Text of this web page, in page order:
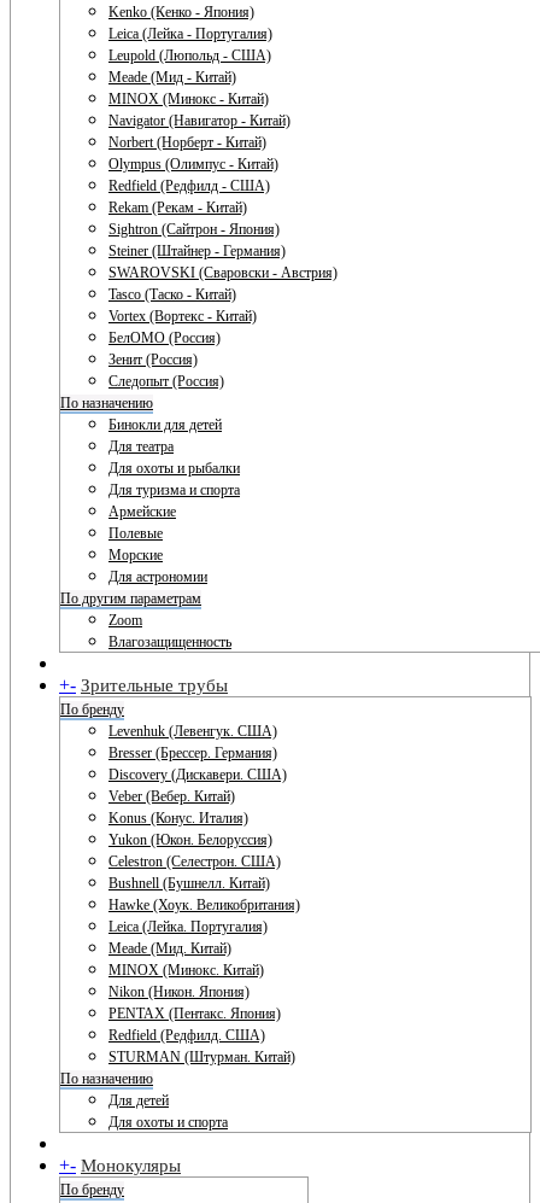
Kenko (Кенко - Япония)
Leica (Лейка - Португалия)
Leupold (Люпольд - США)
Meade (Мид - Китай)
MINOX (Минокс - Китай)
Navigator (Навигатор - Китай)
Norbert (Норберт - Китай)
Olympus (Олимпус - Китай)
Redfield (Редфилд - США)
Rekam (Рекам - Китай)
Sightron (Сайтрон - Япония)
Steiner (Штайнер - Германия)
SWAROVSKI (Сваровски - Австрия)
Tasco (Таско - Китай)
Vortex (Вортекс - Китай)
БелОМО (Россия)
Зенит (Россия)
Следопыт (Россия)
По назначению
Бинокли для детей
Для театра
Для охоты и рыбалки
Для туризма и спорта
Армейские
Полевые
Морские
Для астрономии
По другим параметрам
Zoom
Влагозащищенность
+- Зрительные трубы
По бренду
Levenhuk (Левенгук. США)
Bresser (Брессер. Германия)
Discovery (Дискавери. США)
Veber (Вебер. Китай)
Konus (Конус. Италия)
Yukon (Юкон. Белоруссия)
Celestron (Селестрон. США)
Bushnell (Бушнелл. Китай)
Hawke (Хоук. Великобритания)
Leica (Лейка. Португалия)
Meade (Мид. Китай)
MINOX (Минокс. Китай)
Nikon (Никон. Япония)
PENTAX (Пентакс. Япония)
Redfield (Редфилд. США)
STURMAN (Штурман. Китай)
По назначению
Для детей
Для охоты и спорта
+- Монокуляры
По бренду